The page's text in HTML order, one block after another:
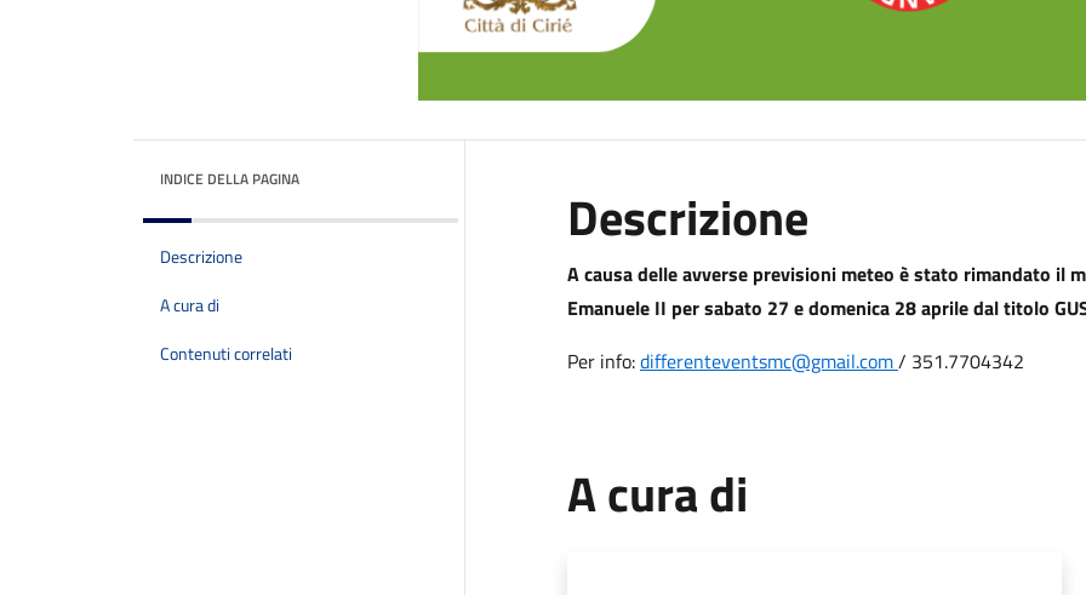
INDICE DELLA PAGINA
Descrizione
A cura di
Contenuti correlati
Descrizione
A causa delle avverse previsioni meteo è stato rimandato
Emanuele II per sabato 27 e domenica 28 aprile dal titolo
Per info:differenteventsmc@gmail.com/ 351.7704342
A cura di